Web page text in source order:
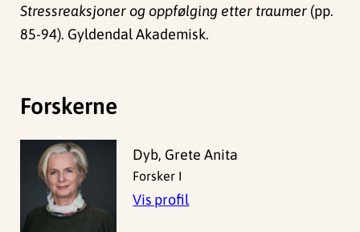
Stressreaksjoner og oppfølging etter traumer (pp.
85-94). Gyldendal Akademisk.
Forskerne
Dyb, Grete Anita
Forsker I
Vis profil